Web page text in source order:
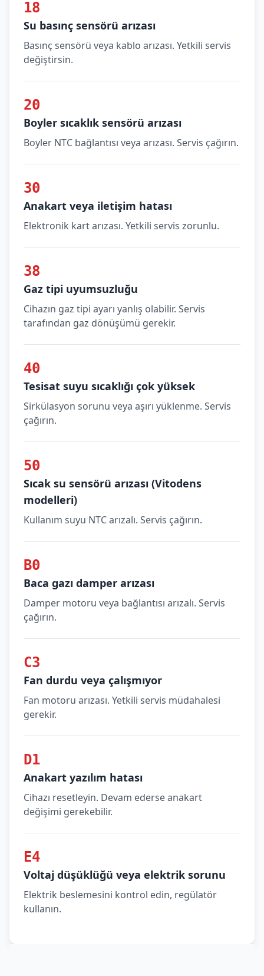
18
Su basınç sensörü arızası
Basınç sensörü veya kablo arızası. Yetkili servis
değiştirsin.
20
Boyler sıcaklık sensörü arızası
Boyler NTC bağlantısı veya arızası. Servis çağırın.
30
Anakart veya iletişim hatası
Elektronik kart arızası. Yetkili servis zorunlu.
38
Gaz tipi uyumsuzluğu
Cihazın gaz tipi ayarı yanlış olabilir. Servis
tarafından gaz dönüşümü gerekir.
40
Tesisat suyu sıcaklığı çok yüksek
Sirkülasyon sorunu veya aşırı yüklenme. Servis
çağırın.
50
Sıcak su sensörü arızası (Vitodens
modelleri)
Kullanım suyu NTC arızalı. Servis çağırın.
B0
Baca gazı damper arızası
Damper motoru veya bağlantısı arızalı. Servis
çağırın.
C3
Fan durdu veya çalışmıyor
Fan motoru arızası. Yetkili servis müdahalesi
gerekir.
D1
Anakart yazılım hatası
Cihazı resetleyin. Devam ederse anakart
değişimi gerekebilir.
E4
Voltaj düşüklüğü veya elektrik sorunu
Elektrik beslemesini kontrol edin, regülatör
kullanın.